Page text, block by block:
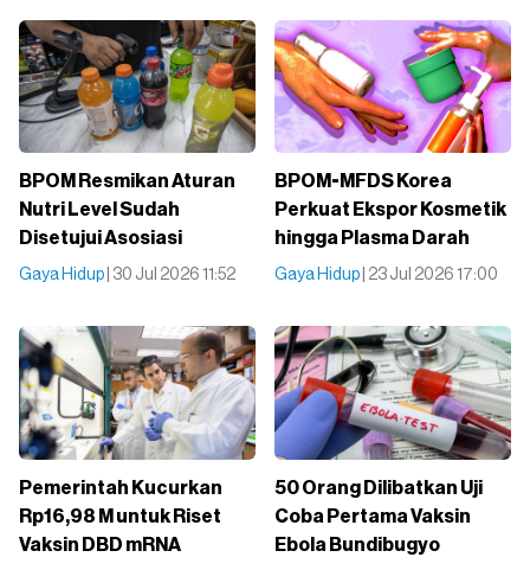
BPOM Resmikan Aturan
Nutri Level Sudah
Disetujui Asosiasi
Gaya Hidup | 30 Jul 2026 11:52
BPOM-MFDS Korea
Perkuat Ekspor Kosmetik
hingga Plasma Darah
Gaya Hidup | 23 Jul 2026 17:00
Pemerintah Kucurkan
Rp16,98 M untuk Riset
Vaksin DBD mRNA
50 Orang Dilibatkan Uji
Coba Pertama Vaksin
Ebola Bundibugyo